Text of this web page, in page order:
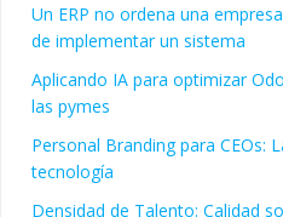
Un ERP no ordena una
de implementar un sistema
Aplicando IA para optimizar
las pymes
Personal Branding para CEOs:
tecnología
Densidad de Talento: Calidad